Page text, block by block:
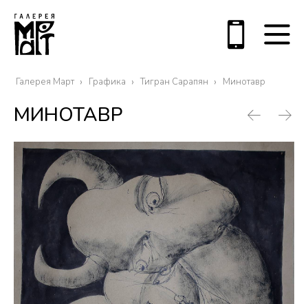
Галерея Март Графика Тигран Сарапян Минотавр
МИНОТАВР